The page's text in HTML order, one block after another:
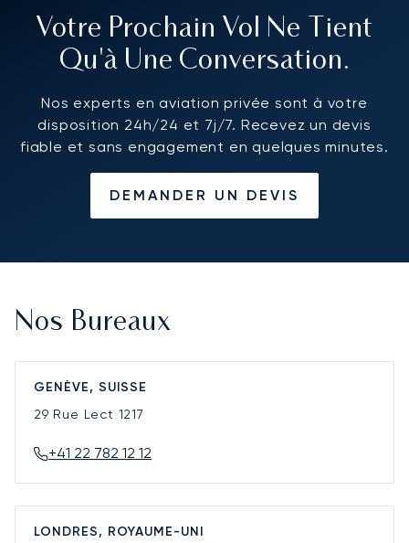
Votre Prochain Vol Ne Tient
Qu'à Une Conversation.
Nos experts en aviation privée sont à votre
disposition 24h/24 et 7j/7. Recevez un devis
fiable et sans engagement en quelques minutes.
DEMANDER UN DEVIS
Nos Bureaux
GENÈVE, SUISSE
29 Rue Lect 1217
+41 22 782 12 12
LONDRES, ROYAUME-UNI